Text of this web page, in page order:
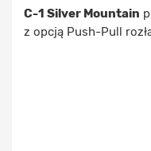
C-1 Silver Mountain
z opcją Push-Pull